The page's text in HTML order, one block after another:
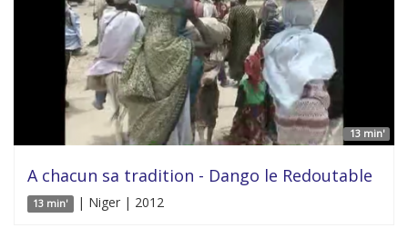
13 min'
A chacun sa tradition - Dango le Redoutable
13 min' | Niger | 2012